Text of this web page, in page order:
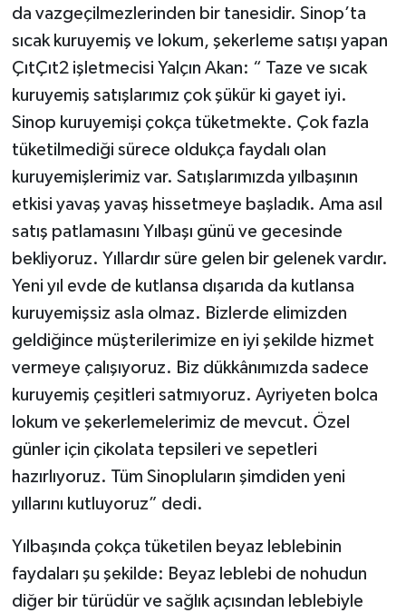
da vazgeçilmezlerinden bir tanesidir. Sinop’ta
sıcak kuruyemiş ve lokum, şekerleme satışı yapan
ÇıtÇıt2 işletmecisi Yalçın Akan: “ Taze ve sıcak
kuruyemiş satışlarımız çok şükür ki gayet iyi.
Sinop kuruyemişi çokça tüketmekte. Çok fazla
tüketilmediği sürece oldukça faydalı olan
kuruyemişlerimiz var. Satışlarımızda yılbaşının
etkisi yavaş yavaş hissetmeye başladık. Ama asıl
satış patlamasını Yılbaşı günü ve gecesinde
bekliyoruz. Yıllardır süre gelen bir gelenek vardır.
Yeni yıl evde de kutlansa dışarıda da kutlansa
kuruyemişsiz asla olmaz. Bizlerde elimizden
geldiğince müşterilerimize en iyi şekilde hizmet
vermeye çalışıyoruz. Biz dükkânımızda sadece
kuruyemiş çeşitleri satmıyoruz. Ayriyeten bolca
lokum ve şekerlemelerimiz de mevcut. Özel
günler için çikolata tepsileri ve sepetleri
hazırlıyoruz. Tüm Sinopluların şimdiden yeni
yıllarını kutluyoruz” dedi.
Yılbaşında çokça tüketilen beyaz leblebinin
faydaları şu şekilde: Beyaz leblebi de nohudun
diğer bir türüdür ve sağlık açısından leblebiyle